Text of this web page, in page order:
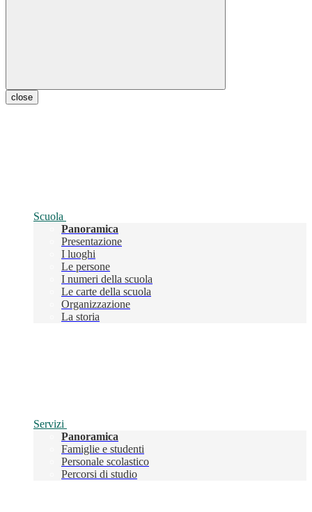
close
Scuola
Panoramica
Presentazione
I luoghi
Le persone
I numeri della scuola
Le carte della scuola
Organizzazione
La storia
Servizi
Panoramica
Famiglie e studenti
Personale scolastico
Percorsi di studio